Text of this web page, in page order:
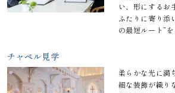
い、形にするお
ふたりに寄り添
の最短ルート”を
チャペル見学
柔らかな光に満
細な装飾が織り